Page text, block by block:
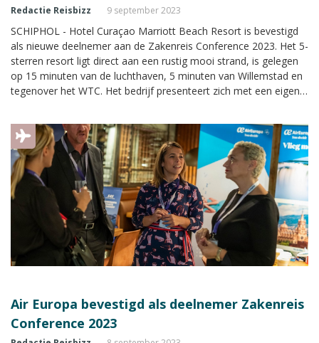
Redactie Reisbizz 9 september 2023
SCHIPHOL - Hotel Curaçao Marriott Beach Resort is bevestigd
als nieuwe deelnemer aan de Zakenreis Conference 2023. Het 5-
sterren resort ligt direct aan een rustig mooi strand, is gelegen
op 15 minuten van de luchthaven, 5 minuten van Willemstad en
tegenover het WTC. Het bedrijf presenteert zich met een eigen
Conference.
Air Europa bevestigd als deelnemer Zakenreis
Conference 2023